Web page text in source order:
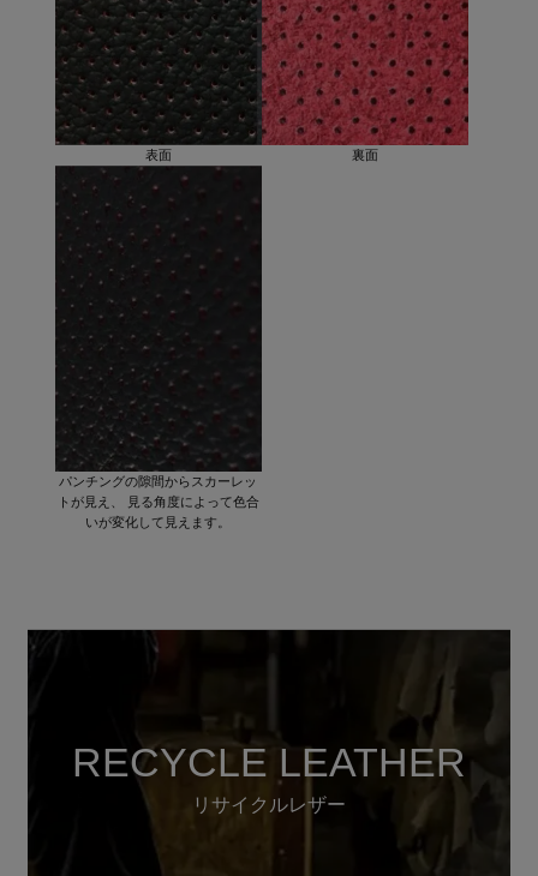
表面 裏面
パンチングの隙間からスカーレッ
トが見え、 見る角度によって色合
いが変化して見えます。
RECYCLE LEATHER
リサイクルレザー